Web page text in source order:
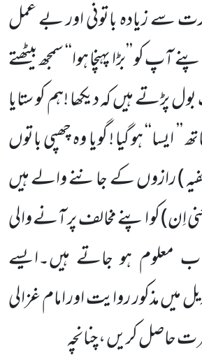
سے زیادہ باتونی اور بے عمل
کو ’’بڑا پہنچا ہوا‘‘ سمجھ بیٹھتے
پڑتے ہیں کہ دیکھا !ہم کو ستایا
ایسا‘‘ ہو گیا ! گویا وہ چھپی باتوں
) رازوں کے جاننے والے ہیں
اِن) کو اپنے مخالف پر آنے والی
معلوم ہو جاتے ہیں۔ایسے
میں مذکور روایت اور امام غزالی
حاصل کریں ، چنانچہ